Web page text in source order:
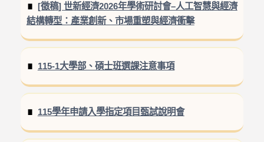
[徵稿] 世新經濟2026年學術研討會–人工智慧與經濟
結構轉型：產業創新、市場重塑與經濟衝擊
115-1大學部、碩士班選課注意事項
115學年申請入學指定項目甄試說明會